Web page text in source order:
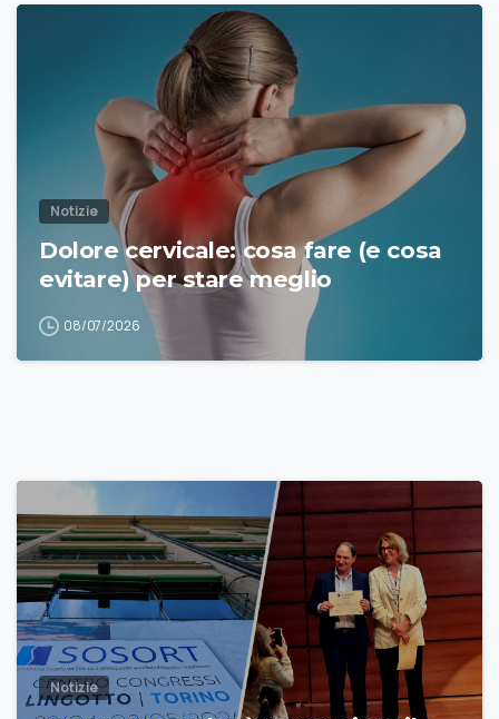
Notizie
Dolore cervicale: cosa fare (e cosa
evitare) per stare meglio
08/07/2026
Notizie